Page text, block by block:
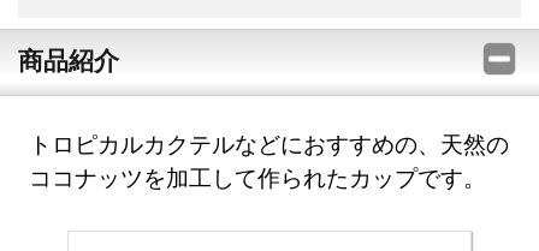
商品紹介
トロピカルカクテルなどにおすすめの、天然の
ココナッツを加工して作られたカップです。